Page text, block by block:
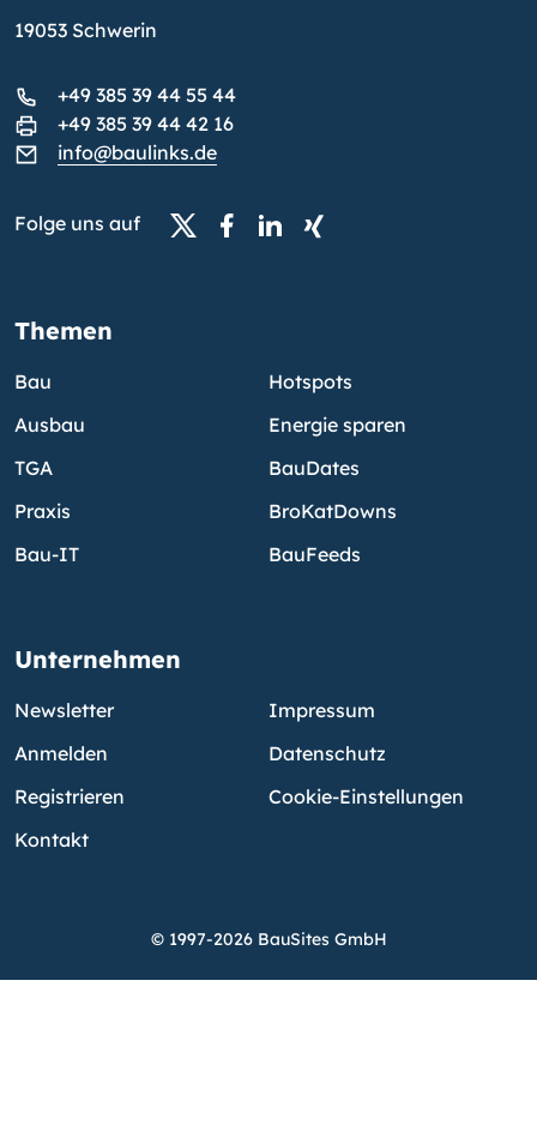
19053 Schwerin
+49 385 39 44 55 44
+49 385 39 44 42 16
info@baulinks.de
Folge uns auf
Themen
Bau
Ausbau
TGA
Praxis
Bau-IT
Hotspots
Energie sparen
BauDates
BroKatDowns
BauFeeds
Unternehmen
Newsletter
Anmelden
Registrieren
Kontakt
Impressum
Datenschutz
Cookie-Einstellungen
© 1997-2026 BauSites GmbH